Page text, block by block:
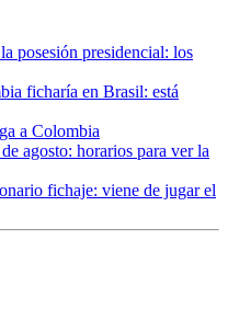
posesión presidencial: los
ficharía en Brasil: está
a Colombia
agosto: horarios para ver la
fichaje: viene de jugar el